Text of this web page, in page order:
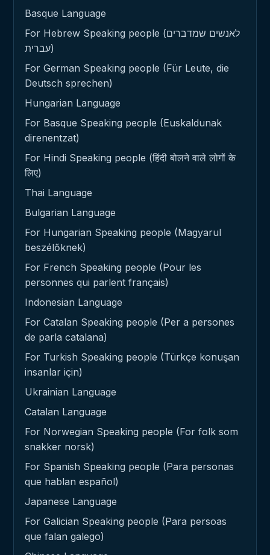
Basque Language
For Hebrew Speaking people (לאנשים שמדברים
עברית)
For German Speaking people (Für Leute, die
Deutsch sprechen)
Hungarian Language
For Basque Speaking people (Euskaldunak
direnentzat)
For Hindi Speaking people (हिंदी बोलने वाले लोगों के
लिए)
Thai Language
Bulgarian Language
For Hungarian Speaking people (Magyarul
beszélőknek)
For French Speaking people (Pour les
personnes qui parlent français)
Indonesian Language
For Catalan Speaking people (Per a persones
de parla catalana)
For Turkish Speaking people (Türkçe konuşan
insanlar için)
Ukrainian Language
Catalan Language
For Norwegian Speaking people (For folk som
snakker norsk)
For Spanish Speaking people (Para personas
que hablan español)
Japanese Language
For Galician Speaking people (Para persoas
que falan galego)